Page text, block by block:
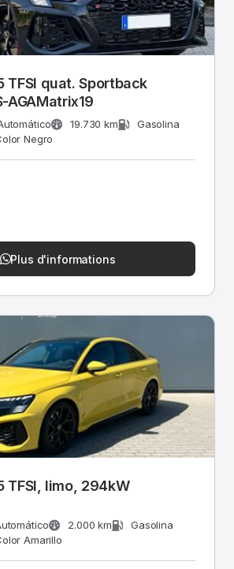
TFSI quat. Sportback
AGAMatrix19
19.730 km
Gasolina
Negro
Plus d'informations
TFSI, limo, 294kW
2.000 km
Gasolina
Amarillo